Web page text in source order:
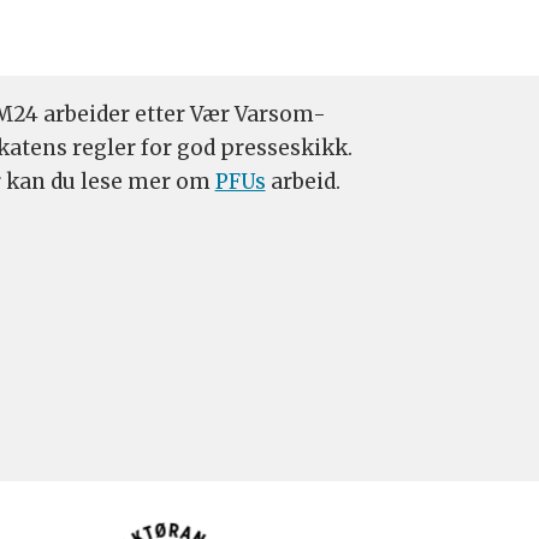
arbeider etter Vær Varsom-
regler for god presseskikk.
kan du lese mer omPFUs arbeid.